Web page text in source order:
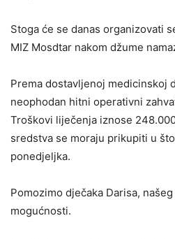
Stoga će se danas organizovati
MIZ Mosdtar nakom džume
Prema dostavljenoj medicinskoj
neophodan hitni operativni
Troškovi liječenja iznose
sredstva se moraju prikupiti u
ponedjeljka.
Pomozimo dječaka Darisa,
mogućnosti.